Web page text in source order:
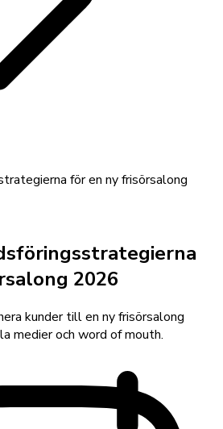
för en ny frisörsalong
2026
kunder till en ny frisörsalong
medier och word of mouth.